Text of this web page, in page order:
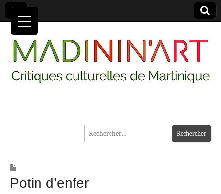
MADININ'ART
Rechercher :
Potin d’enfer